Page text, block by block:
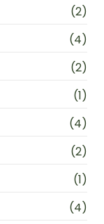
(2)
(4)
(2)
(1)
(4)
(2)
(1)
(4)